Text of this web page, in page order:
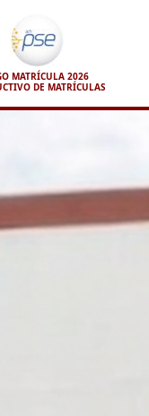
MATRÍCULA 2026
DE MATRÍCULAS